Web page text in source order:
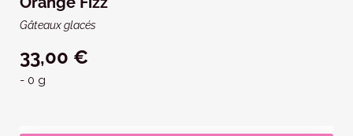
Gâteaux glacés
33,00 €
- 0 g